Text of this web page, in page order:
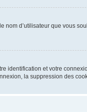
nom d’utilisateur que vous
identification et votre
la suppression des